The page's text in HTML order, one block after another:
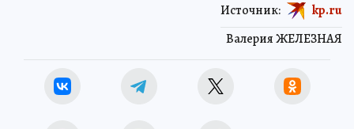
Валерия ЖЕЛЕЗНАЯ
Источник: kp.ru